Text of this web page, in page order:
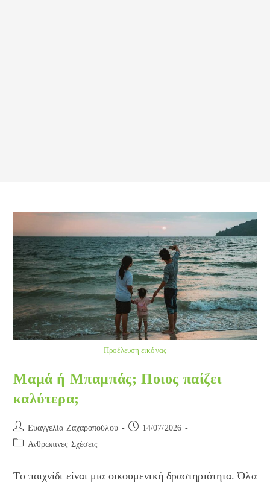
Προέλευση εικόνας
Μαμά ή Μπαμπάς; Ποιος παίζει
καλύτερα;
Post
author:
Ευαγγελία Ζαχαροπούλου
Post 14/07/2026
Post Ανθρώπινες Σχέσεις
Το παιχνίδι είναι μια οικουμενική δραστηριότητα. Όλα